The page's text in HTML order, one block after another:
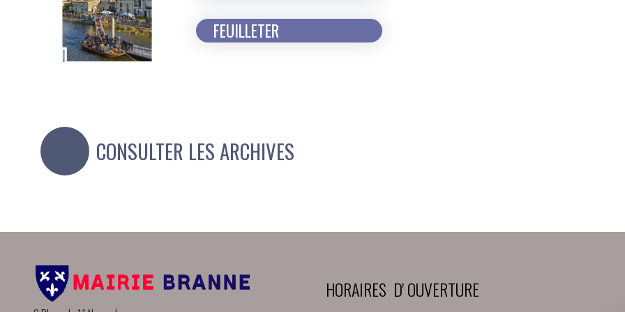
FEUILLETER
CONSULTER LES ARCHIVES
HORAIRES D' OUVERTURE